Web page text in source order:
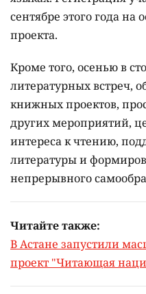
сентябре этого года
проекта.
Кроме того, осенью в
литературных встреч,
книжных проектов,
других мероприятий,
интереса к чтению,
литературы и
непрерывного
Читайте также:
В Астане запустили
проект "Читающая